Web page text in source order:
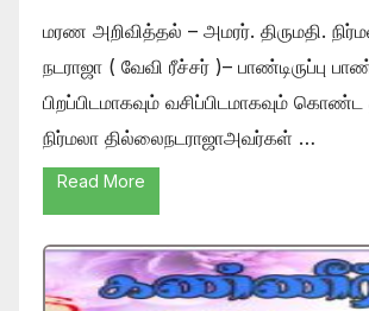
மரண அறிவித்தல் – அமரர். திருமதி.
நடராஜா ( வேவி ரீச்சர் )– பாண்டிருப்பு
பிறப்பிடமாகவும் வசிப்பிடமாகவும் கொண்ட
நிர்மலா தில்லைநடராஜாஅவர்கள் …
Read More